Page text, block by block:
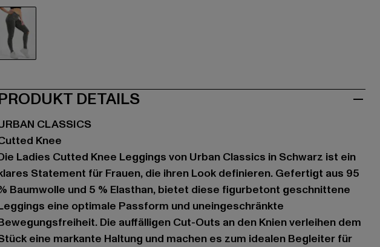
DETAILS
CLASSICS
Knee
Ladies Cutted Knee Leggings von Urban Classics in Schwarz ist ein
Statement für Frauen, die ihren Look definieren. Gefertigt aus 95
Baumwolle und 5 % Elasthan, bietet diese figurbetont geschnittene
eine optimale Passform und uneingeschränkte
Die auffälligen Cut-Outs an den Knien verleihen dem
eine markante Haltung und machen es zum idealen Begleiter für